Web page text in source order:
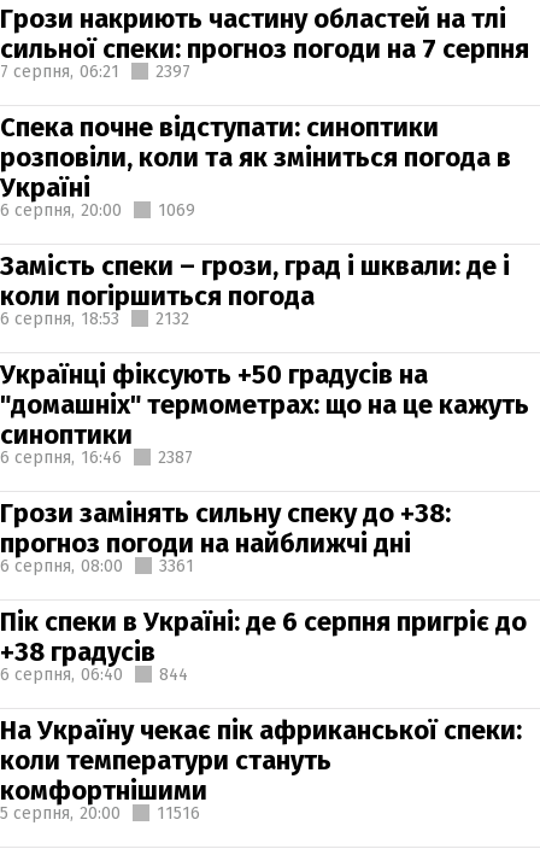
Грози накриють частину областей на тлі
сильної спеки: прогноз погоди на 7 серпня
7 серпня, 06:21 2397
Спека почне відступати: синоптики
розповіли, коли та як зміниться погода в
Україні
6 серпня, 20:00 1069
Замість спеки – грози, град і шквали: де і
коли погіршиться погода
6 серпня, 18:53 2132
Українці фіксують +50 градусів на
"домашніх" термометрах: що на це кажуть
синоптики
6 серпня, 16:46 2387
Грози замінять сильну спеку до +38:
прогноз погоди на найближчі дні
6 серпня, 08:00 3361
Пік спеки в Україні: де 6 серпня пригріє до
+38 градусів
6 серпня, 06:40 844
На Україну чекає пік африканської спеки:
коли температури стануть
комфортнішими
5 серпня, 20:00 11516